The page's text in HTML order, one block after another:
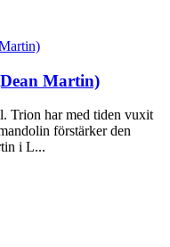
Martin)
Trion har med tiden vuxit
förstärker den
i L...